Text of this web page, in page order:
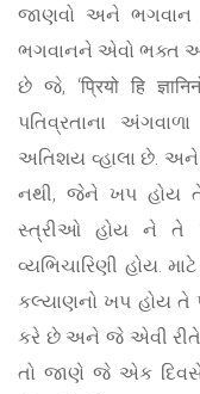
જાણવો અને
ભગવાનને એવો ભક્ત
છે જે, ‘प्रियो हि
પતિવ્રતાના
અતિશય વ્હાલા છે.
નથી, જેને ખપ હોય
સ્ત્રીઓ હોય ને તે
વ્યભિચારિણી હોય.
કલ્યાણનો ખપ હોય તે
કરે છે અને જે એવી રીતે
તો જાણે જે એક